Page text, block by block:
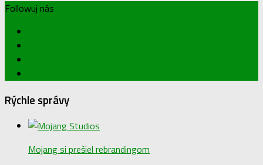
Followuj nás
Rýchle správy
Mojang si prešiel rebrandingom